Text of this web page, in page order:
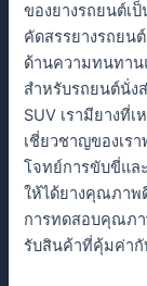
ของยางรถยนต์เ
คัดสรรยางรถยน
ด้านความทนทาน
สำหรับรถยนต์นั่ง
SUV เรามียางที่
เชี่ยวชาญของเร
โจทย์การขับขี่แล
ให้ได้ยางคุณภาพ
การทดสอบคุณภา
รับสินค้าที่คุ้มค่ากั